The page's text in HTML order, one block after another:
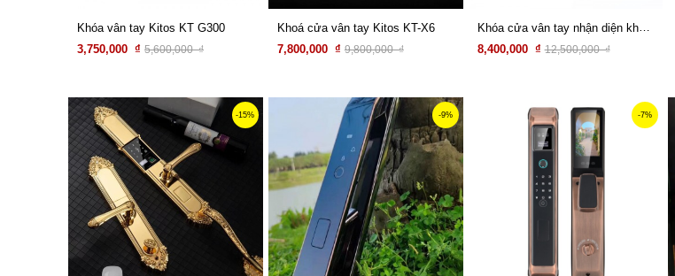
Khóa vân tay Kitos KT G300
3,750,000 ₫ 5,600,000 ₫
Khoá cửa vân tay Kitos KT-X6
7,800,000 ₫ 9,800,000 ₫
Khóa cửa vân tay nhận diện khuân mặt Kitos 3D FACE X
8,400,000 ₫12,500,000 ₫
-15% -9% -7%